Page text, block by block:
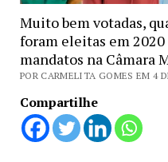
Muito bem votadas,
foram eleitas em
mandatos na Câmara
POR CARMELITA GOMES EM 4
Compartilhe